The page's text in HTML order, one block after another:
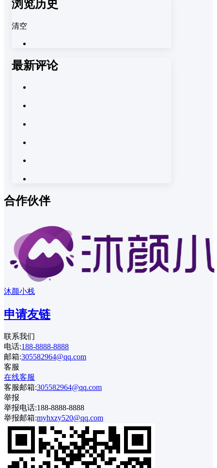
浏览历史
清空
最新评论
合作伙伴
沐颜小栈
申请友链
联系我们
电话:188-8888-8888
邮箱:305582964@qq.com
客服
在线客服
客服邮箱:305582964@qq.com
举报
举报电话:188-8888-8888
举报邮箱:myhxzy520@qq.com